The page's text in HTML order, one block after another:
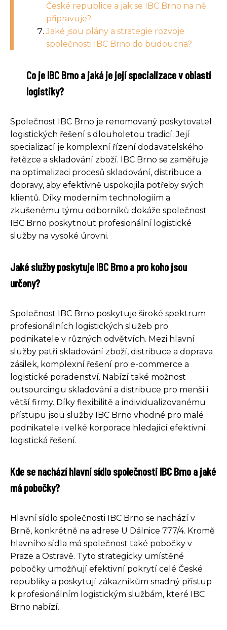
České republice a jak se IBC Brno na ně
připravuje?
Jaké jsou plány a strategie rozvoje
společnosti IBC Brno do budoucna?
Co je IBC Brno a jaká je její specializace v oblasti
logistiky?
Společnost IBC Brno je renomovaný poskytovatel
logistických řešení s dlouholetou tradicí. Její
specializací je komplexní řízení dodavatelského
řetězce a skladování zboží. IBC Brno se zaměřuje
na optimalizaci procesů skladování, distribuce a
dopravy, aby efektivně uspokojila potřeby svých
klientů. Díky moderním technologiím a
zkušenému týmu odborníků dokáže společnost
IBC Brno poskytnout profesionální logistické
služby na vysoké úrovni.
Jaké služby poskytuje IBC Brno a pro koho jsou
určeny?
Společnost IBC Brno poskytuje široké spektrum
profesionálních logistických služeb pro
podnikatele v různých odvětvích. Mezi hlavní
služby patří skladování zboží, distribuce a doprava
zásilek, komplexní řešení pro e-commerce a
logistické poradenství. Nabízí také možnost
outsourcingu skladování a distribuce pro menší i
větší firmy. Díky flexibilitě a individualizovanému
přístupu jsou služby IBC Brno vhodné pro malé
podnikatele i velké korporace hledající efektivní
logistická řešení.
Kde se nachází hlavní sídlo společnosti IBC Brno a jaké
má pobočky?
Hlavní sídlo společnosti IBC Brno se nachází v
Brně, konkrétně na adrese U Dálnice 777/4. Kromě
hlavního sídla má společnost také pobočky v
Praze a Ostravě. Tyto strategicky umístěné
pobočky umožňují efektivní pokrytí celé České
republiky a poskytují zákazníkům snadný přístup
k profesionálním logistickým službám, které IBC
Brno nabízí.